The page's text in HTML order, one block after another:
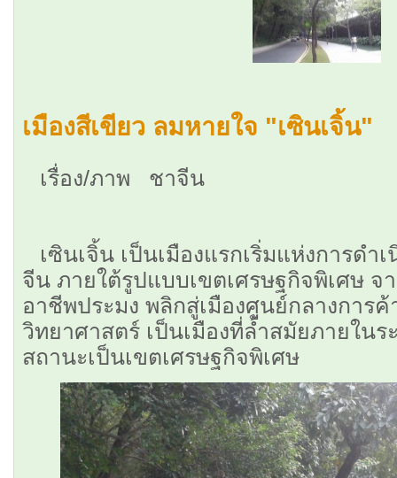
เมืองสีเขียว ลมหายใจ "เซินเจิ้น"
เรื่อง/ภาพ ชาจีน
เซินเจิ้น เป็นเมืองแรกเริ่มแห่งการดำ
จีน ภายใต้รูปแบบเขตเศรษฐกิจพิเศษ จ
อาชีพประมง พลิกสู่เมืองศูนย์กลางการค้
วิทยาศาสตร์ เป็นเมืองที่ล้ำสมัยภายในร
สถานะเป็นเขตเศรษฐกิจพิเศษ